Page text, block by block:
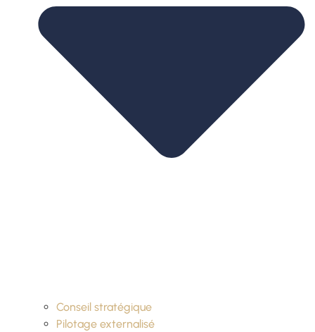
Conseil stratégique
Pilotage externalisé